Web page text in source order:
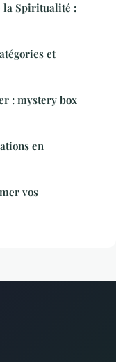
la Spiritualité :
et
: mystery box
en
vos